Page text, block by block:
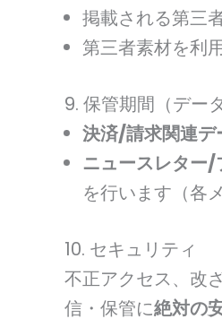
掲載される第三
第三者素材を利
9. 保管期間（デー
決済/請求関連デ
ニュースレター/
を行います（各
10. セキュリティ
不正アクセス、改
信・保管に絶対の